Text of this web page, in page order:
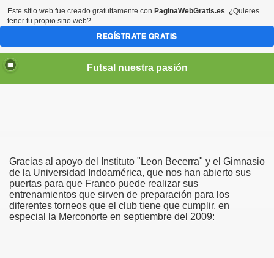
Futsal nuestra pasión
Gracias al apoyo del Instituto "Leon Becerra" y el Gimnasio
de la Universidad Indoamérica, que nos han abierto sus
puertas para que Franco puede realizar sus
entrenamientos que sirven de preparación para los
diferentes torneos que el club tiene que cumplir, en
especial la Merconorte en septiembre del 2009:
Este sitio web fue creado gratuitamente con PaginaWebGratis.es. ¿Quieres
tener tu propio sitio web?
REGÍSTRATE GRATIS